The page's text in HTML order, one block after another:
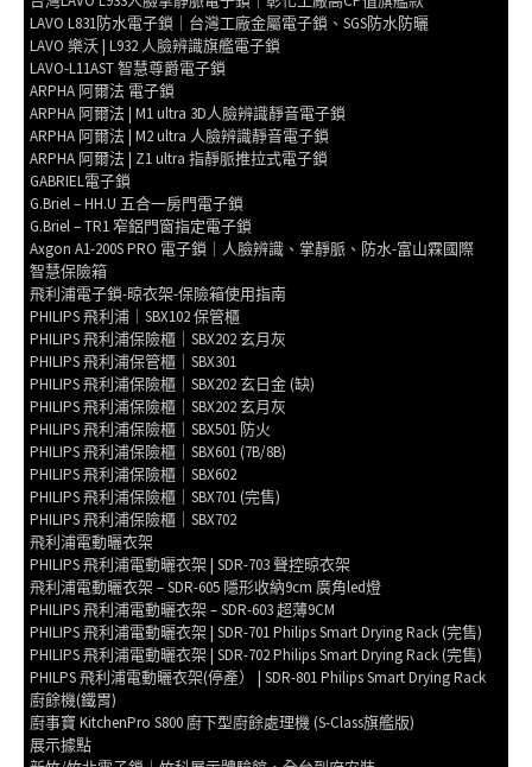
LAVO L831防水電子鎖｜台灣工廠金屬電子鎖、SGS防水防曬
LAVO 樂沃 | L932 人臉辨識旗艦電子鎖
LAVO-L11AST 智慧尊爵電子鎖
ARPHA 阿爾法 電子鎖
ARPHA 阿爾法 | M1 ultra 3D人臉辨識靜音電子鎖
ARPHA 阿爾法 | M2 ultra 人臉辨識靜音電子鎖
ARPHA 阿爾法 | Z1 ultra 指靜脈推拉式電子鎖
GABRIEL電子鎖
G.Briel – HH.U 五合一房門電子鎖
G.Briel – TR1 窄鋁門窗指定電子鎖
Axgon A1-200S PRO 電子鎖｜人臉辨識、掌靜脈、防水-富山霖國際
智慧保險箱
飛利浦電子鎖-晾衣架-保險箱使用指南
PHILIPS 飛利浦｜SBX102 保管櫃
PHILIPS 飛利浦保險櫃｜SBX202 玄月灰
PHILIPS 飛利浦保管櫃｜SBX301
PHILIPS 飛利浦保險櫃｜SBX202 玄日金 (缺)
PHILIPS 飛利浦保險櫃｜SBX202 玄月灰
PHILIPS 飛利浦保險櫃｜SBX501 防火
PHILIPS 飛利浦保險櫃｜SBX601 (7B/8B)
PHILIPS 飛利浦保險櫃｜SBX602
PHILIPS 飛利浦保險櫃｜SBX701 (完售)
PHILIPS 飛利浦保險櫃｜SBX702
飛利浦電動曬衣架
PHILIPS 飛利浦電動曬衣架 | SDR-703 聲控晾衣架
飛利浦電動曬衣架 – SDR-605 隱形收納9cm 廣角led燈
PHILIPS 飛利浦電動曬衣架 – SDR-603 超薄9CM
PHILIPS 飛利浦電動曬衣架 | SDR-701 Philips Smart Drying Rack (完售)
PHILIPS 飛利浦電動曬衣架 | SDR-702 Philips Smart Drying Rack (完售)
PHILPS 飛利浦電動曬衣架(停產） | SDR-801 Philips Smart Drying Rack
廚餘機(鐵胃)
廚事寶 KitchenPro S800 廚下型廚餘處理機 (S-Class旗艦版)
展示據點